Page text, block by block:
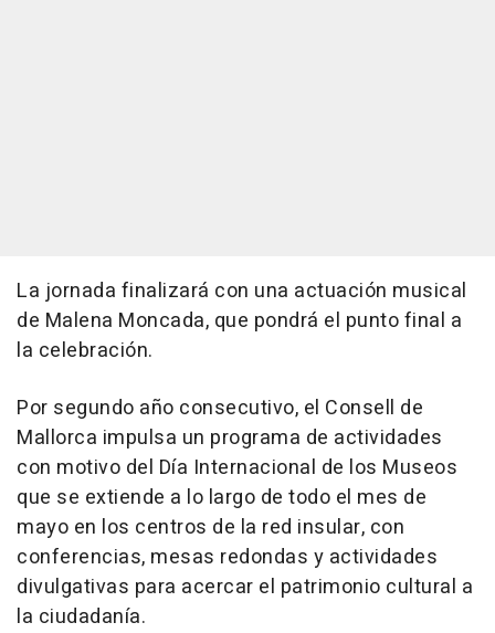
La jornada finalizará con una actuación musical
de Malena Moncada, que pondrá el punto final a
la celebración.
Por segundo año consecutivo, el Consell de
Mallorca impulsa un programa de actividades
con motivo del Día Internacional de los Museos
que se extiende a lo largo de todo el mes de
mayo en los centros de la red insular, con
conferencias, mesas redondas y actividades
divulgativas para acercar el patrimonio cultural a
la ciudadanía.